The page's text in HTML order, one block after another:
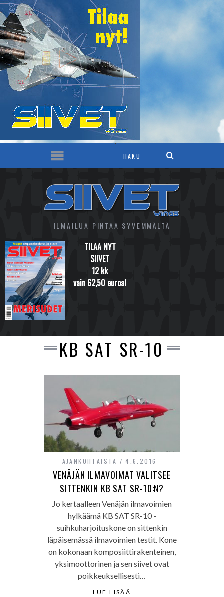
ILMAILUA PINTAA SYVEMMÄLTÄ
TILAA NYT
SIIVET
12 kk
vain 62,50 euroa!
KB SAT SR-10
AJANKOHTAISTA 4.6.2016
VENÄJÄN ILMAVOIMAT VALITSEE
SITTENKIN KB SAT SR-10:N?
Jo kertaalleen Venäjän ilmavoimien
hylkäämä KB SAT SR-10 -
suihkuharjoituskone on sittenkin
läpäisemässä ilmavoimien testit. Kone
on kokonaan komposiittirakenteinen,
yksimoottorinen ja sen siivet ovat
poikkeuksellisesti…
LUE LISÄÄ